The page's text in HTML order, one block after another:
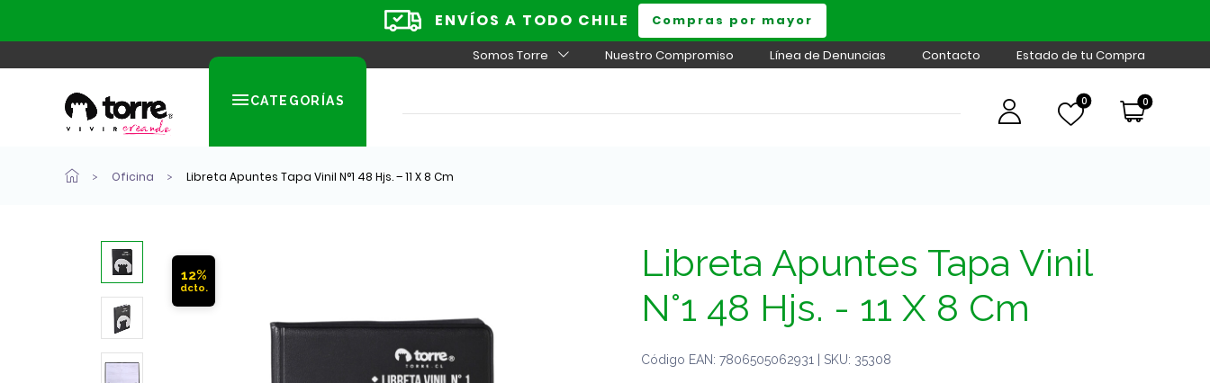
ENVÍOS A TODO CHILE Compras por mayor
Somos Torre Nuestro Compromiso Línea de Denuncias Contacto Estado de tu Compra
CATEGORÍAS 0 0
Oficina Libreta Apuntes Tapa Vinil N°1 48 Hjs. – 11 X 8 Cm
12%
Libreta Apuntes Tapa Vinil
N°1 48 Hjs. - 11 X 8 Cm
Código EAN: 7806505062931 | SKU: 35308